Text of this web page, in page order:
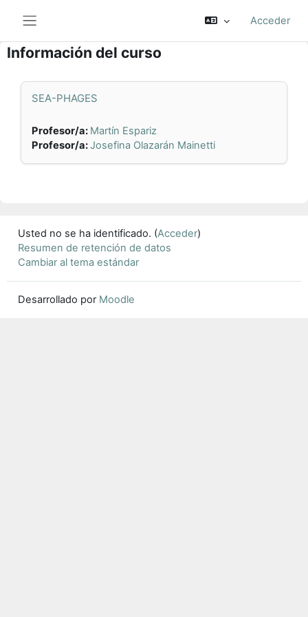
Acceder
Información del curso
SEA-PHAGES
Profesor/a: Martín Espariz
Profesor/a:Josefina Olazarán Mainetti
Usted no se ha identificado. (Acceder)
Resumen de retención de datos
Cambiar al tema estándar
Desarrollado por Moodle